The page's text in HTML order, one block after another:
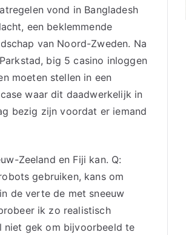
vond in Bangladesh
een beklemmende
van Noord-Zweden. Na
big 5 casino inloggen
moeten stellen in een
waar dit daadwerkelijk in
bezig zijn voordat er iemand
Zeeland en Fiji kan. Q:
gebruiken, kans om
de verte de met sneeuw
ik zo realistisch
niet gek om bijvoorbeeld te